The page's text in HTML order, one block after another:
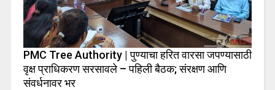
PMC Tree Authority | पुण्याचा हरित वारसा जपण्यासाठी
वृक्ष प्राधिकरण सरसावले – पहिली बैठक; संरक्षण आणि
संवर्धनावर भर